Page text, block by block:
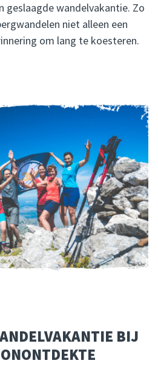
geslaagde wandelvakantie. Zo
niet alleen een
om lang te koesteren.
BIJ